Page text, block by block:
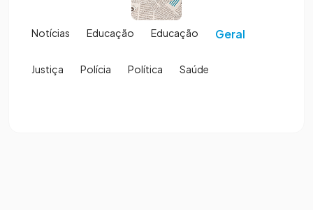
Notícias Educação Educação Geral
Justiça Polícia Política Saúde